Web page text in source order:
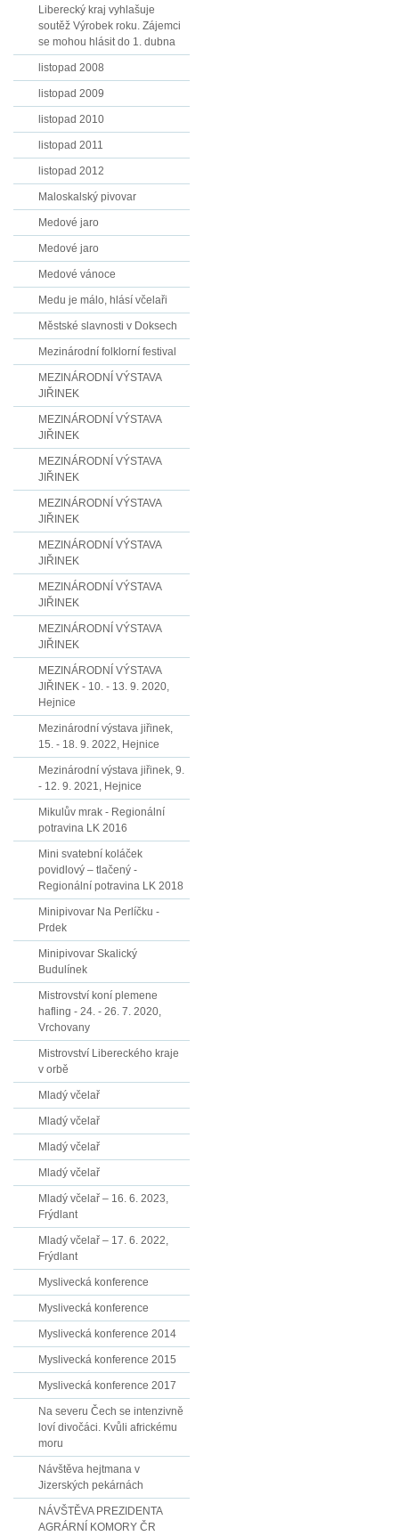
Liberecký kraj vyhlašuje
soutěž Výrobek roku. Zájemci
se mohou hlásit do 1. dubna
listopad 2008
listopad 2009
listopad 2010
listopad 2011
listopad 2012
Maloskalský pivovar
Medové jaro
Medové jaro
Medové vánoce
Medu je málo, hlásí včelaři
Městské slavnosti v Doksech
Mezinárodní folklorní festival
MEZINÁRODNÍ VÝSTAVA
JIŘINEK
MEZINÁRODNÍ VÝSTAVA
JIŘINEK
MEZINÁRODNÍ VÝSTAVA
JIŘINEK
MEZINÁRODNÍ VÝSTAVA
JIŘINEK
MEZINÁRODNÍ VÝSTAVA
JIŘINEK
MEZINÁRODNÍ VÝSTAVA
JIŘINEK
MEZINÁRODNÍ VÝSTAVA
JIŘINEK
MEZINÁRODNÍ VÝSTAVA
JIŘINEK - 10. - 13. 9. 2020,
Hejnice
Mezinárodní výstava jiřinek,
15. - 18. 9. 2022, Hejnice
Mezinárodní výstava jiřinek, 9.
- 12. 9. 2021, Hejnice
Mikulův mrak - Regionální
potravina LK 2016
Mini svatební koláček
povidlový – tlačený -
Regionální potravina LK 2018
Minipivovar Na Perlíčku -
Prdek
Minipivovar Skalický
Budulínek
Mistrovství koní plemene
hafling - 24. - 26. 7. 2020,
Vrchovany
Mistrovství Libereckého kraje
v orbě
Mladý včelař
Mladý včelař
Mladý včelař
Mladý včelař
Mladý včelař – 16. 6. 2023,
Frýdlant
Mladý včelař – 17. 6. 2022,
Frýdlant
Myslivecká konference
Myslivecká konference
Myslivecká konference 2014
Myslivecká konference 2015
Myslivecká konference 2017
Na severu Čech se intenzivně
loví divočáci. Kvůli africkému
moru
Návštěva hejtmana v
Jizerských pekárnách
NÁVŠTĚVA PREZIDENTA
AGRÁRNÍ KOMORY ČR